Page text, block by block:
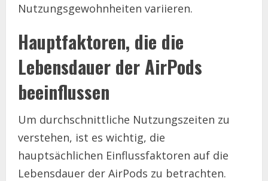
Nutzungsgewohnheiten variieren.
Hauptfaktoren, die die
Lebensdauer der AirPods
beeinflussen
Um durchschnittliche Nutzungszeiten zu
verstehen, ist es wichtig, die
hauptsächlichen Einflussfaktoren auf die
Lebensdauer der AirPods zu betrachten.